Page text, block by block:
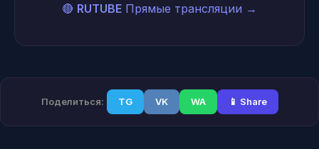
🔴 RUTUBE Прямые трансляции →
Поделиться: TG VK WA 📱 Share